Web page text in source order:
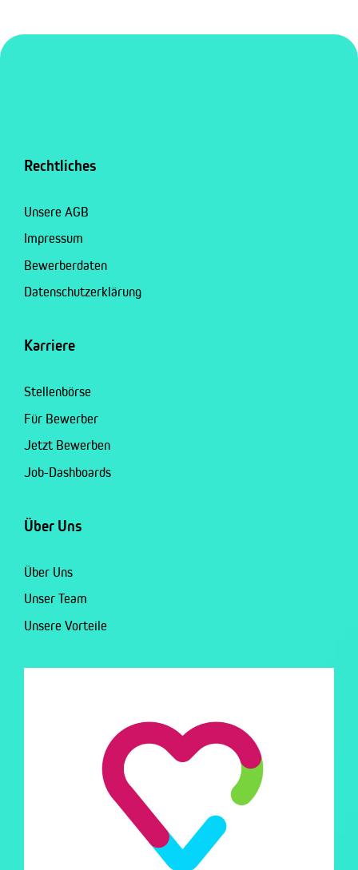
Rechtliches
Unsere AGB
Impressum
Bewerberdaten
Datenschutzerklärung
Karriere
Stellenbörse
Für Bewerber
Jetzt Bewerben
Job-Dashboards
Über Uns
Über Uns
Unser Team
Unsere Vorteile